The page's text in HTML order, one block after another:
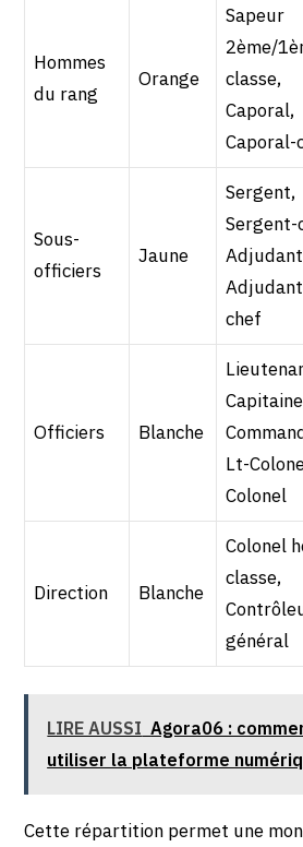
Hommes
du rang
Orange
Sapeur
2ème/
classe,
Caporal,
Caporal-
Sous-
officiers
Jaune
Sergent,
Sergent-
chef
Officiers Blanche
Lt-
Colonel
Direction Blanche
Colonel
classe,
général
LIRE AUSSI Agora06 :
utiliser la plateforme
Cette répartition permet une